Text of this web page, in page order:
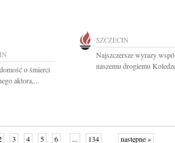
o śmierci
aktora,...
SZCZECIN
Najszczersze wyrazy
naszemu drogiemu
3 4 5 6 ... 134 następne »